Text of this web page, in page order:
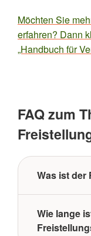
Möchten Sie
erfahren? Dann
„Handbuch für
FAQ zum
Was ist der
Wie lange